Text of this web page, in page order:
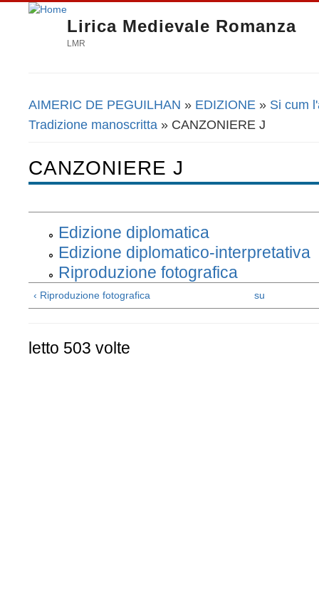
Lirica Medievale Romanza
LMR
Tu sei qui
AIMERIC DE PEGUILHAN » EDIZIONE » Si cum
Tradizione manoscritta » CANZONIERE J
CANZONIERE J
Edizione diplomatica
Edizione diplomatico-interpretativa
Riproduzione fotografica
‹ Riproduzione fotografica su
letto 503 volte